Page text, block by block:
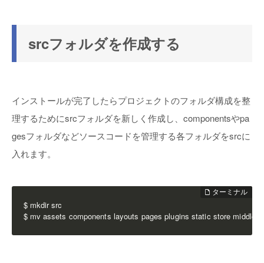
srcフォルダを作成する
インストールが完了したらプロジェクトのフォルダ構成を整
理するためにsrcフォルダを新しく作成し、componentsやpa
gesフォルダなどソースコードを管理する各フォルダをsrcに
入れます。
$ mkdir src
$ mv assets components layouts pages plugins static store